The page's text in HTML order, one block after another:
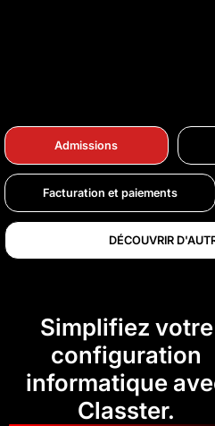
Admissions
Facturation et paiements
DÉCOUVRIR
Simplifiez votre
configuration
informatique
Classter.